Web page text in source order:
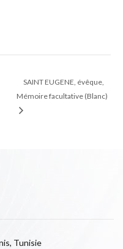
SAINT EUGENE, évêque,
Mémoire facultative (Blanc)
Tunisie